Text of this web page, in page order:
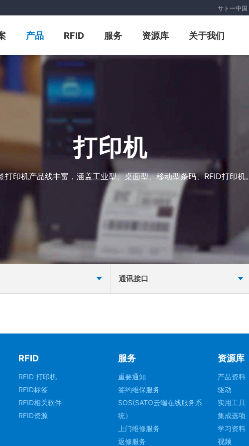
サトー中国
产品 RFID 服务 资源库 关于我们
打印机
打印机产品线丰富，涵盖工业型、桌面型、移动型条码、RFID打印机。
通讯接口
RFID
RFID 打印机
RFID标签
RFID相关软件
RFID资源
服务
重要通知
签约维保服务
SOS(SATO云端在线服务系
统）
上门维修服务
返修服务
资源库
产品资料
驱动
实用工具
集成选项
学习资料
视频